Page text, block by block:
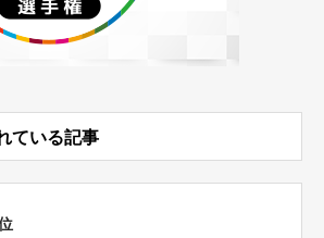
ている記事